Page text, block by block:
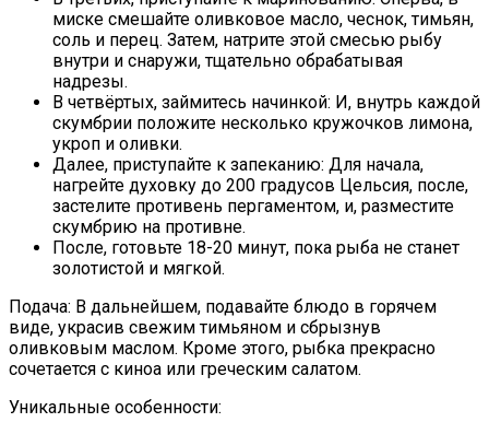
миске смешайте оливковое масло, чеснок, тимьян,
соль и перец. Затем, натрите этой смесью рыбу
внутри и снаружи, тщательно обрабатывая
надрезы.
В четвёртых, займитесь начинкой: И, внутрь каждой
скумбрии положите несколько кружочков лимона,
укроп и оливки.
Далее, приступайте к запеканию: Для начала,
нагрейте духовку до 200 градусов Цельсия, после,
застелите противень пергаментом, и, разместите
скумбрию на противне.
После, готовьте 18-20 минут, пока рыба не станет
золотистой и мягкой.
Подача: В дальнейшем, подавайте блюдо в горячем
виде, украсив свежим тимьяном и сбрызнув
оливковым маслом. Кроме этого, рыбка прекрасно
сочетается с киноа или греческим салатом.
Уникальные особенности: